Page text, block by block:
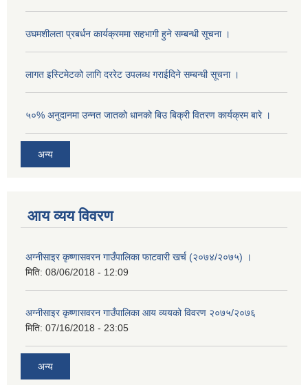
उघमशीलता प्रबर्धन कार्यक्रममा सहभागी हुने सम्बन्धी सूचना ।
लागत इस्टिमेटको लागि दररेट उपलब्ध गराईदिने सम्बन्धी सूचना ।
५०% अनुदानमा उन्नत जातको धानको बिउ बिक्री वितरण कार्यक्रम बारे ।
अन्य
आय व्यय विवरण
अग्नीसाइर कृष्णासवरन गाउँपालिका फाटवारी खर्च (२०७४/२०७५) ।
मिति: 08/06/2018 - 12:09
अग्नीसाइर कृष्णासवरन गाउँपालिका आय व्ययको विवरण २०७५/२०७६
मिति: 07/16/2018 - 23:05
अन्य